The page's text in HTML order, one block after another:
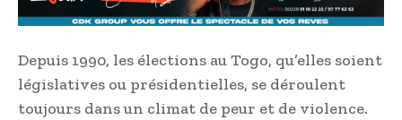
Depuis 1990, les élections au Togo, qu’elles soient
législatives ou présidentielles, se déroulent
toujours dans un climat de peur et de violence.